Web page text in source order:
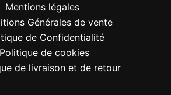
Mentions légales
Générales de vente
de Confidentialité
Politique de cookies
de livraison et de retour